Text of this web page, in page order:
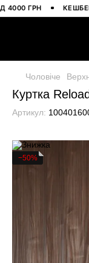
ГРН КЕШБЕК
Чоловіче
Куртка
Артикул:
−50%